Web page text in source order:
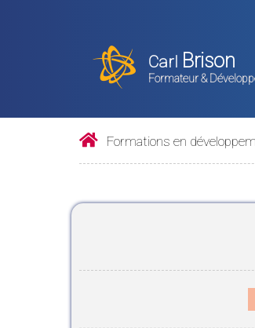
Carl Brison
Formateur &
Formations en